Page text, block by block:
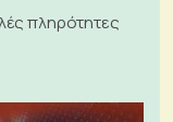
πληρότητες